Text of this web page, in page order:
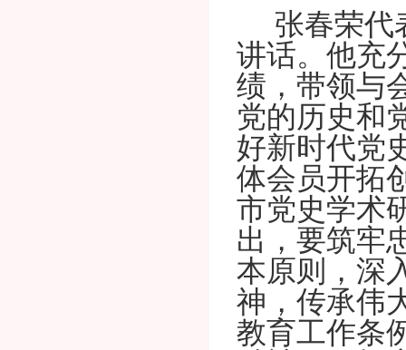
张春荣代
讲话。 他充
绩， 带领与
党的历史和
好新时代党
体会员开拓
市党史学术
出，要筑牢
本原则，深
神，传承伟
教育工作条